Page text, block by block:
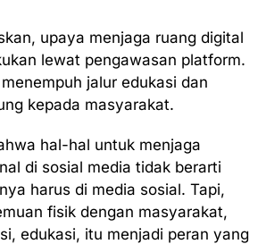
upaya menjaga ruang digital
lewat pengawasan platform.
jalur edukasi dan
kepada masyarakat.
hal-hal untuk menjaga
di sosial media tidak berarti
harus di media sosial. Tapi,
fisik dengan masyarakat,
edukasi, itu menjadi peran yang